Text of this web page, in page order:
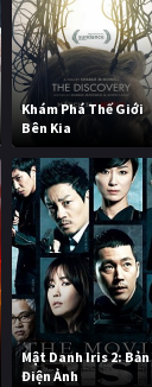
Khám Phá Thế Giới
Bên Kia
Mật Danh Iris 2: Bản
Điện Ảnh